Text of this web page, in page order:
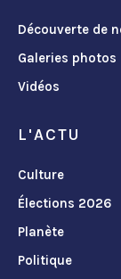
Découverte de
Galeries photos
Vidéos
L'ACTU
Culture
Élections 2026
Planète
Politique